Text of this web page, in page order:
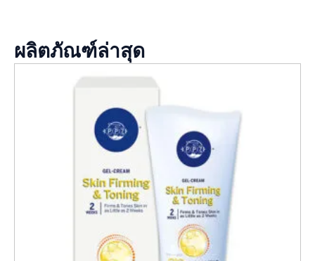
ผลิตภัณฑ์ล่าสุด